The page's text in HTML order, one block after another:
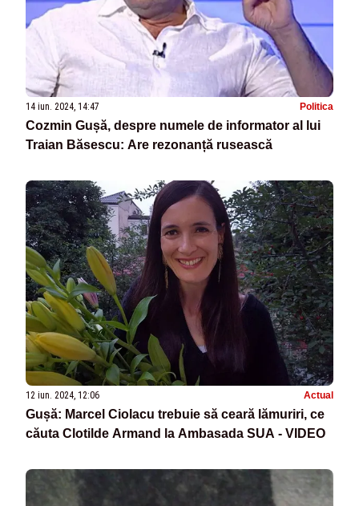
14 iun. 2024, 14:47 Politica
Cozmin Gușă, despre numele de informator al lui
Traian Băsescu: Are rezonanță rusească
12 iun. 2024, 12:06 Actual
Gușă: Marcel Ciolacu trebuie să ceară lămuriri, ce
căuta Clotilde Armand la Ambasada SUA - VIDEO